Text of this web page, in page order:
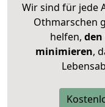
Wir sind für jede
Othmarschen
helfen, den
minimieren,